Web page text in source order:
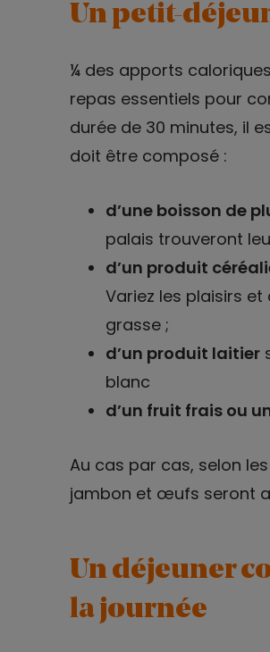
Un petit-
¼ des apports
repas essentiels pour
durée de 30 minutes, il
doit être composé :
d’une boisson de
palais trouveront
d’un produit
Variez les plaisirs
grasse ;
d’un produit laitier
blanc
d’un fruit frais ou
Au cas par cas, selon
jambon et œufs seront
Un déjeuner
la journée